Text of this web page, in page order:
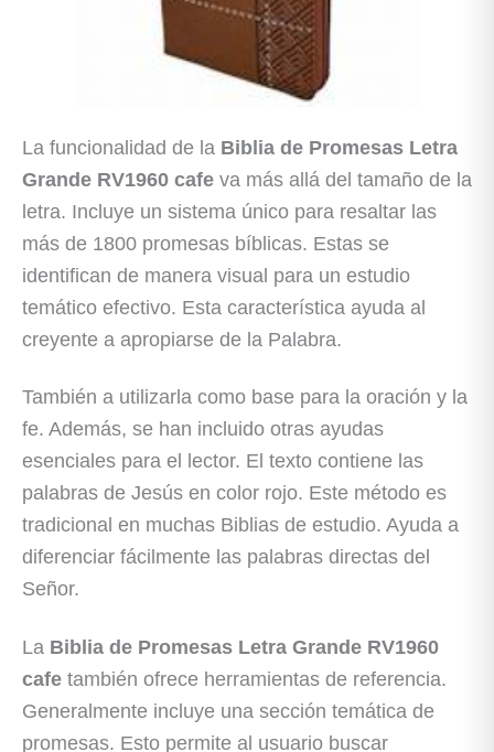
La funcionalidad de la Biblia de Promesas Letra
Grande RV1960 cafe va más allá del tamaño de la
letra. Incluye un sistema único para resaltar las
más de 1800 promesas bíblicas. Estas se
identifican de manera visual para un estudio
temático efectivo. Esta característica ayuda al
creyente a apropiarse de la Palabra.
También a utilizarla como base para la oración y la
fe. Además, se han incluido otras ayudas
esenciales para el lector. El texto contiene las
palabras de Jesús en color rojo. Este método es
tradicional en muchas Biblias de estudio. Ayuda a
diferenciar fácilmente las palabras directas del
Señor.
La Biblia de Promesas Letra Grande RV1960
cafe también ofrece herramientas de referencia.
Generalmente incluye una sección temática de
promesas. Esto permite al usuario buscar